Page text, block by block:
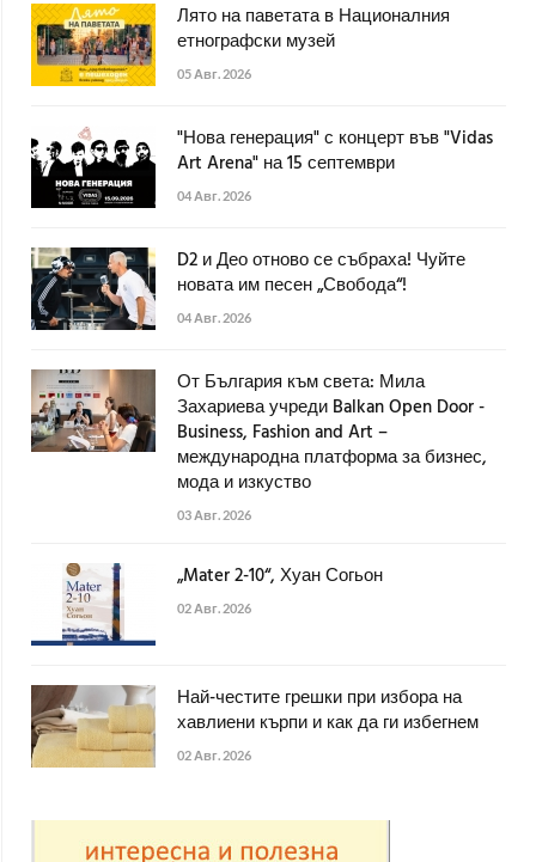
Лято на паветата в Националния
етнографски музей
05 Авг. 2026
"Нова генерация" с концерт във "Vidas
Art Arena" на 15 септември
04 Авг. 2026
D2 и Део отново се събраха! Чуйте
новата им песен „Свобода“!
04 Авг. 2026
От България към света: Мила
Захариева учреди Balkan Open Door -
Business, Fashion and Art –
международна платформа за бизнес,
мода и изкуство
03 Авг. 2026
„Mater 2-10“, Хуан Согьон
02 Авг. 2026
Най-честите грешки при избора на
хавлиени кърпи и как да ги избегнем
02 Авг. 2026